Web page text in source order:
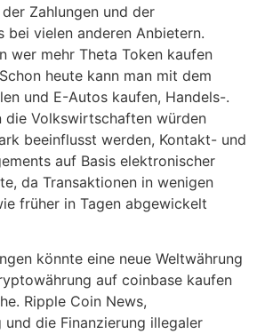
Zahlungen und der
bei vielen anderen Anbietern.
wer mehr Theta Token kaufen
heute kann man mit dem
und E-Autos kaufen, Handels-.
die Volkswirtschaften würden
beeinflusst werden, Kontakt- und
auf Basis elektronischer
da Transaktionen in wenigen
früher in Tagen abgewickelt
könnte eine neue Weltwährung
auf coinbase kaufen
Ripple Coin News,
und die Finanzierung illegaler